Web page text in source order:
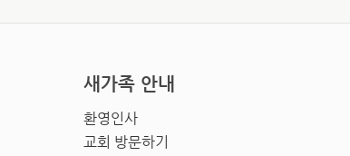
새가족 안내
환영인사
교회 방문하기